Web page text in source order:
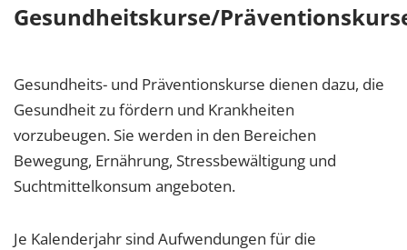
Gesundheitskurse/
Gesundheits- und Präventionskurse dienen dazu, die
Gesundheit zu fördern und Krankheiten
vorzubeugen. Sie werden in den Bereichen
Bewegung, Ernährung, Stressbewältigung und
Suchtmittelkonsum angeboten.
Je Kalenderjahr sind Aufwendungen für die